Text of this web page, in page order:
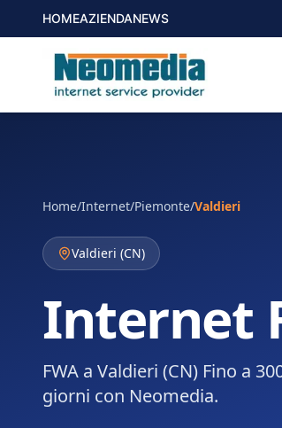
HOMEAZIENDANEWS
Home/Internet/Piemonte/Valdieri
Valdieri (CN)
Internet
FWA a Valdieri (CN) Fino a
giorni con Neomedia.